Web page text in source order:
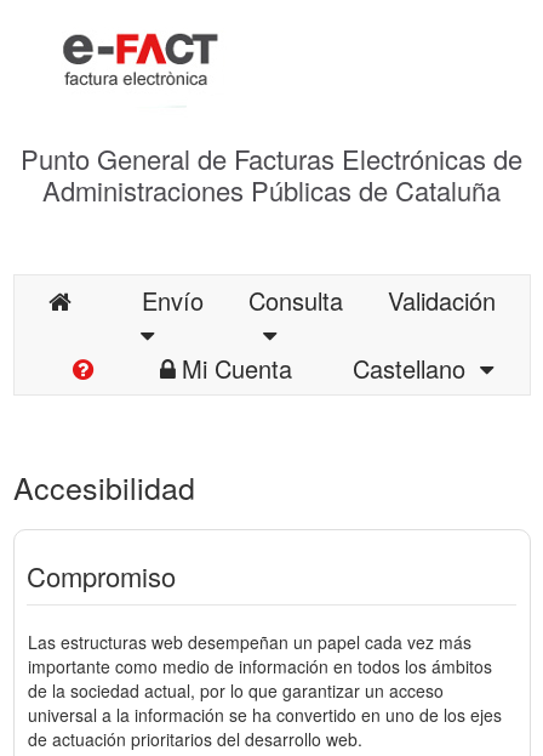
Punto General de Facturas Electrónicas de
Administraciones Públicas de Cataluña
Envío Consulta
Validación
Mi Cuenta
Castellano
Accesibilidad
Compromiso
Las estructuras web desempeñan un papel cada vez más
importante como medio de información en todos los ámbitos
de la sociedad actual, por lo que garantizar un acceso
universal a la información se ha convertido en uno de los ejes
de actuación prioritarios del desarrollo web.